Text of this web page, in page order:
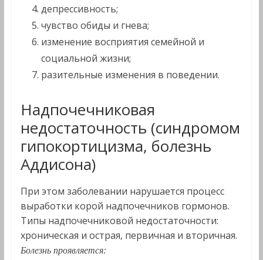
депрессивность;
чувство обиды и гнева;
изменение восприятия семейной и
социальной жизни;
разительные изменения в поведении.
Надпочечниковая
недостаточность (синдромом
гипокортицизма, болезнь
Аддисона)
При этом заболевании нарушается процесс
выработки корой надпочечников гормонов.
Типы надпочечниковой недостаточности:
хроническая и острая, первичная и вторичная.
Болезнь проявляется: